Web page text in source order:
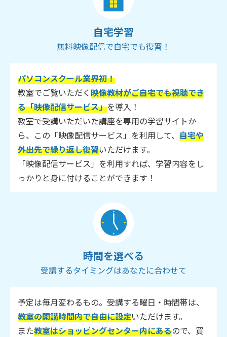
自宅学習
無料映像配信で自宅でも復習！
パソコンスクール業界初！
教室でご覧いただく映像教材がご自宅でも視聴でき
る「映像配信サービス」を導入！
教室で受講いただいた講座を専用の学習サイトか
ら、この「映像配信サービス」を利用して、 自宅や
外出先で繰り返し復習いただけます。
「映像配信サービス」を利用すれば、学習内容をし
っかりと身に付けることができます！
時間を選べる
受講するタイミングはあなたに合わせて
予定は毎月変わるもの。受講する曜日・時間帯は、
教室の開講時間内で自由に設定いただけます。
また教室はショッピングセンター内にあるので、買